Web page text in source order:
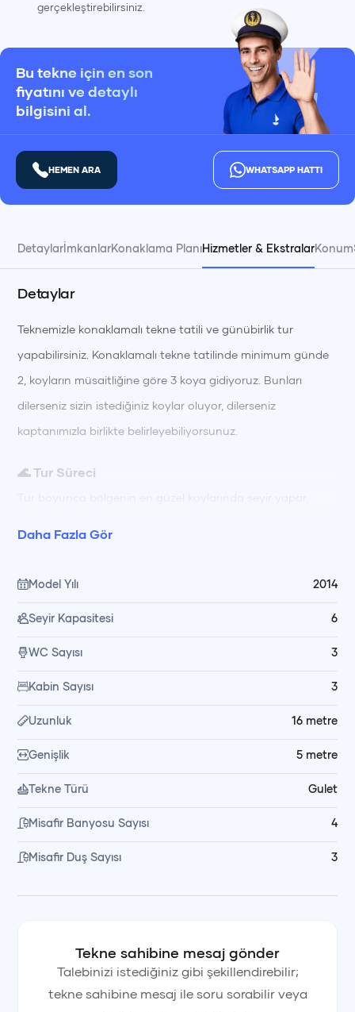
gerçekleştirebilirsiniz.
Bu tekne için en son
fiyatını ve detaylı
bilgisini al.
HEMEN ARA WHATSAPP HATTI
DetaylarİmkanlarKonaklama PlanıHizmetler & EkstralarKonum
Detaylar
Teknemizle konaklamalı tekne tatili ve günübirlik tur
yapabilirsiniz. Konaklamalı tekne tatilinde minimum günde
2, koyların müsaitliğine göre 3 koya gidiyoruz. Bunları
dilerseniz sizin istediğiniz koylar oluyor, dilerseniz
kaptanımızla birlikte belirleyebiliyorsunuz.
🌊 Tur Süreci
edilir. Akşam saatlerinde gün batımı manzarası eşliğinde
keyifli vakit geçirir, gece denize girme ve yıldızları izleyerek
tarafından yapılır. Kumanya ve yemek malzemeleri kiralama
bedeline dahil değildir; dilerseniz alışverişi kendiniz yapabilir,
edebilirsiniz.
Fiyata kaptan, yemek ve servis personeli, yakıt ve son
Daha Fazla Gör
Model Yılı 2014
Seyir Kapasitesi 6
WC Sayısı 3
Kabin Sayısı 3
Uzunluk 16 metre
Genişlik 5 metre
Tekne Türü Gulet
Misafir Banyosu Sayısı 4
Misafir Duş Sayısı 3
Tekne sahibine mesaj gönder
Talebinizi istediğiniz gibi şekillendirebilir;
tekne sahibine mesaj ile soru sorabilir veya